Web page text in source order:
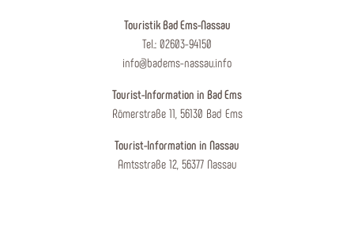
Touristik Bad Ems-Nassau
Tel.: 02603-94150
info@badems-nassau.info
Tourist-Information in Bad Ems
Römerstraße 11, 56130 Bad Ems
Tourist-Information in Nassau
Amtsstraße 12, 56377 Nassau